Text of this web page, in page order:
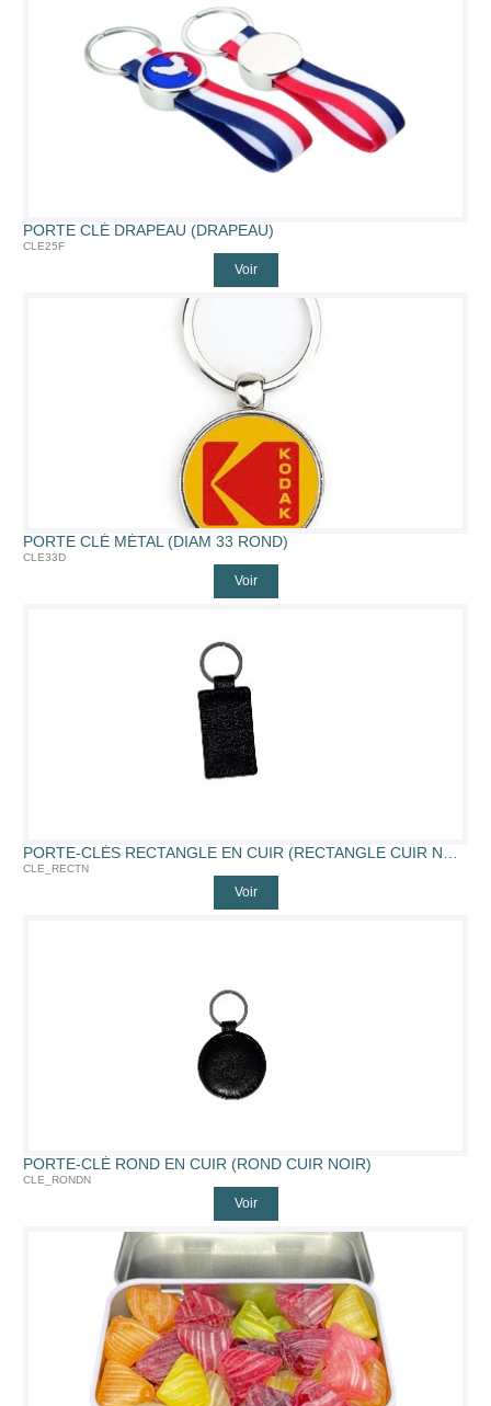
PORTE CLÉ DRAPEAU (DRAPEAU)
CLE25F
Voir
PORTE CLÉ MÉTAL (DIAM 33 ROND)
CLE33D
Voir
PORTE-CLÉS RECTANGLE EN CUIR (RECTANGLE CUIR NOIR)
CLE_RECTN
Voir
PORTE-CLÉ ROND EN CUIR (ROND CUIR NOIR)
CLE_RONDN
Voir